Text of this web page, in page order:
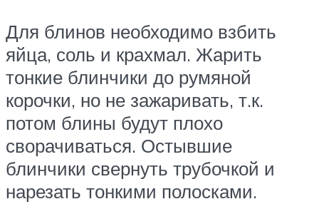
Для блинов необходимо взбить
яйца, соль и крахмал. Жарить
тонкие блинчики до румяной
корочки, но не зажаривать, т.к.
потом блины будут плохо
сворачиваться. Остывшие
блинчики свернуть трубочкой и
нарезать тонкими полосками.